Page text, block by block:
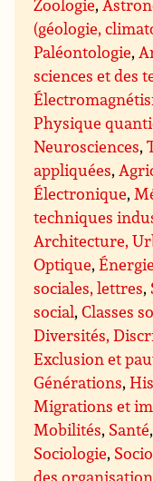
(géologie,
Paléontologie,
sciences et des
Physique
Neurosciences,
appliquées,
Électronique,
techniques
Architecture,
Optique,
sociales, lettres,
social,Classes
Diversités,
Exclusion et
Générations,
Migrations et
Mobilités, Santé,
Sociologie,
des